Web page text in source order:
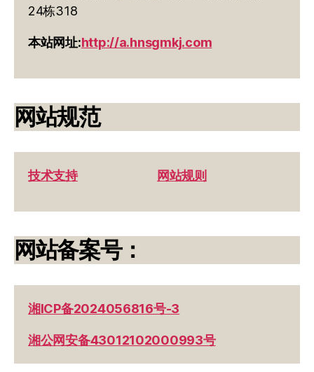
24栋318
本站网址:http://a.hnsgmkj.com
网站规范
技术支持 网站规则
网站备案号：
湘ICP备2024056816号-3
湘公网安备43012102000993号